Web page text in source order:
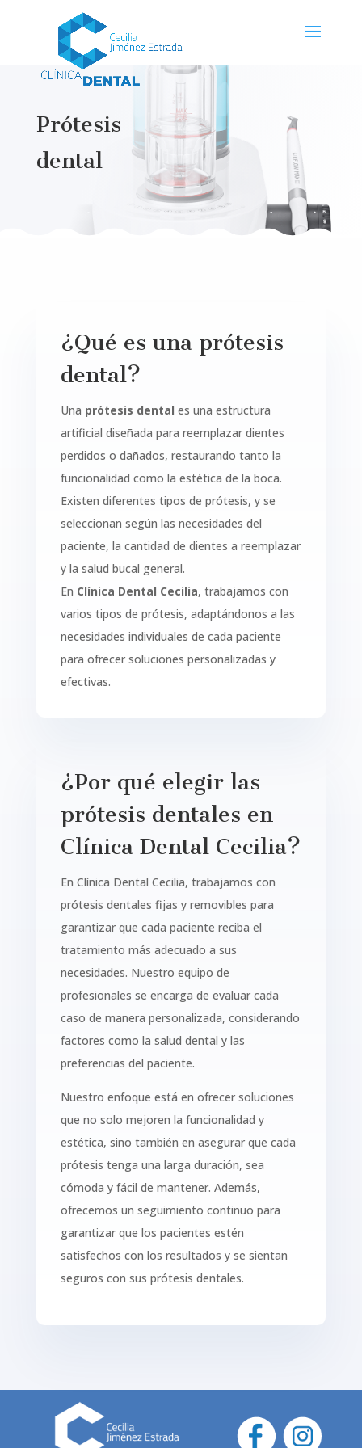
Prótesis
dental
¿Qué es una prótesis
dental?
Una prótesis dental es una estructura
artificial diseñada para reemplazar dientes
perdidos o dañados, restaurando tanto la
funcionalidad como la estética de la boca.
Existen diferentes tipos de prótesis, y se
seleccionan según las necesidades del
paciente, la cantidad de dientes a reemplazar
y la salud bucal general.
En Clínica Dental Cecilia, trabajamos con
varios tipos de prótesis, adaptándonos a las
necesidades individuales de cada paciente
para ofrecer soluciones personalizadas y
efectivas.
¿Por qué elegir las
prótesis dentales en
Clínica Dental Cecilia?
En Clínica Dental Cecilia, trabajamos con
prótesis dentales fijas y removibles para
garantizar que cada paciente reciba el
tratamiento más adecuado a sus
necesidades. Nuestro equipo de
profesionales se encarga de evaluar cada
caso de manera personalizada, considerando
factores como la salud dental y las
preferencias del paciente.
Nuestro enfoque está en ofrecer soluciones
que no solo mejoren la funcionalidad y
estética, sino también en asegurar que cada
prótesis tenga una larga duración, sea
cómoda y fácil de mantener. Además,
ofrecemos un seguimiento continuo para
garantizar que los pacientes estén
satisfechos con los resultados y se sientan
seguros con sus prótesis dentales.